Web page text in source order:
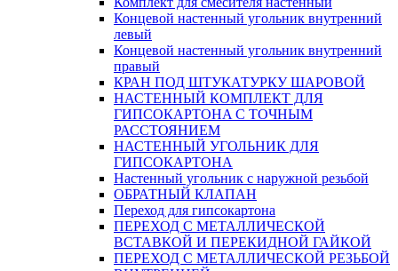
Концевой настенный угольник внутренний
левый
Концевой настенный угольник внутренний
правый
КРАН ПОД ШТУКАТУРКУ ШАРОВОЙ
НАСТЕННЫЙ КОМПЛЕКТ ДЛЯ
ГИПСОКАРТОНA С ТОЧНЫМ
РАССТОЯНИЕМ
НАСТЕННЫЙ УГОЛЬНИК ДЛЯ
ГИПСОКАРТОНА
Настенный угольник с наружной резьбой
ОБРАТНЫЙ КЛАПАН
Переход для гипсокартона
ПЕРЕХОД С МЕТАЛЛИЧЕСКОЙ
ВСТАВКОЙ И ПЕРЕКИДНОЙ ГАЙКОЙ
ПЕРЕХОД С МЕТАЛЛИЧЕСКОЙ РЕЗЬБОЙ